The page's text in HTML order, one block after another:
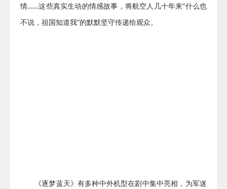
情……这些真实生动的情感故事，将航空人几十年来“什么也
不说，祖国知道我”的默默坚守传递给观众。
《逐梦蓝天》有多种中外机型在剧中集中亮相，为军迷